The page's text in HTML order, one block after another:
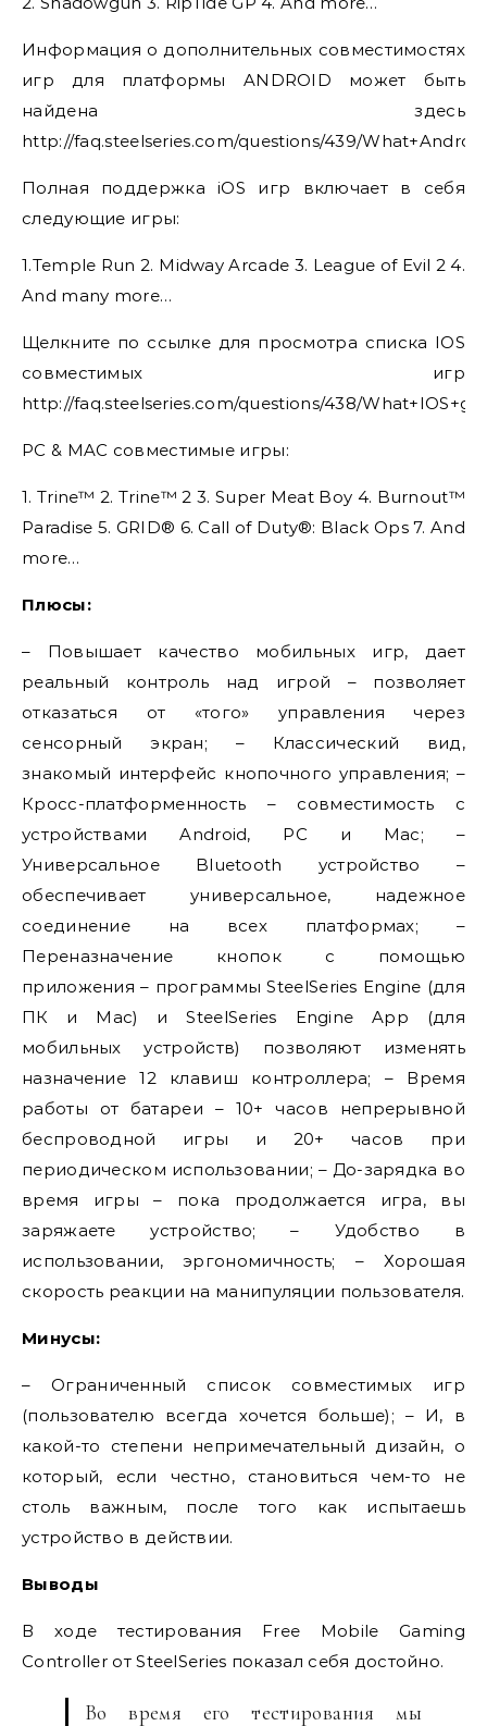
Информация о дополнительных совместимостях
игр для платформы ANDROID может быть
найдена здесь
http://faq.steelseries.com/questions/439/
Полная поддержка iOS игр включает в себя
следующие игры:
1.Temple Run 2. Midway Arcade 3. League of Evil 2 4.
And many more…
Щелкните по ссылке для просмотра списка IOS
совместимых игр
http://faq.steelseries.com/questions/438/
PC & MAC совместимые игры:
1. Trine™ 2. Trine™ 2 3. Super Meat Boy 4. Burnout™
Paradise 5. GRID® 6. Call of Duty®: Black Ops 7. And
more…
Плюсы:
– Повышает качество мобильных игр, дает
реальный контроль над игрой – позволяет
отказаться от «того» управления через
сенсорный экран; – Классический вид,
знакомый интерфейс кнопочного управления; –
Кросс-платформенность – совместимость с
устройствами Android, PC и Mac; –
Универсальное Bluetooth устройство –
обеспечивает универсальное, надежное
соединение на всех платформах; –
Переназначение кнопок с помощью
приложения – программы SteelSeries Engine (для
ПК и Mac) и SteelSeries Engine App (для
мобильных устройств) позволяют изменять
назначение 12 клавиш контроллера; – Время
работы от батареи – 10+ часов непрерывной
беспроводной игры и 20+ часов при
периодическом использовании; – До-зарядка во
время игры – пока продолжается игра, вы
заряжаете устройство; – Удобство в
использовании, эргономичность; – Хорошая
скорость реакции на манипуляции пользователя.
Минусы:
– Ограниченный список совместимых игр
(пользователю всегда хочется больше); – И, в
какой-то степени непримечательный дизайн, о
который, если честно, становиться чем-то не
столь важным, после того как испытаешь
устройство в действии.
Выводы
В ходе тестирования Free Mobile Gaming
Controller от SteelSeries показал себя достойно.
Во время его тестирования мы